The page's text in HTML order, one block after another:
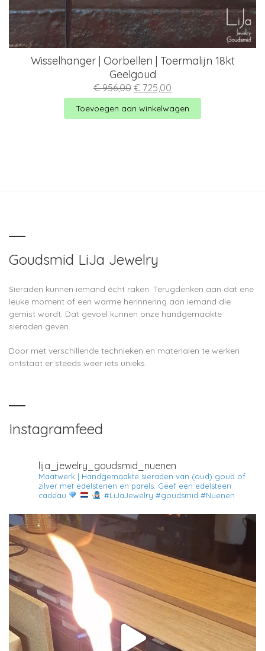
Wisselhanger | Oorbellen | Toermalijn 18kt
Geelgoud
€956,00 Oorspronkelijke
prijs
€ 956,00.
€ 725,00
prijs
€ 725,00.
Toevoegen aan winkelwagen
Goudsmid LiJa Jewelry
Sieraden kunnen iemand écht raken. Terugdenken aan dat ene
leuke moment of een warme herinnering aan iemand die
gemist wordt. Dat gevoel kunnen onze handgemaakte
sieraden geven.
Door met verschillende technieken en materialen te werken
ontstaat er steeds weer iets unieks.
Instagramfeed
lija_jewelry_goudsmid_nuenen
Maatwerk | Handgemaakte sieraden van (oud) goud of
zilver met edelstenen en parels. Geef een edelsteen
cadeau
#LiJaJewelry #goudsmid #Nuenen